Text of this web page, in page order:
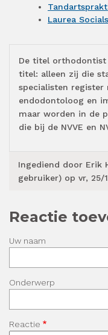
Laurea Socials
De titel orthodontist
titel: alleen zij die
specialisten register
endodontoloog en
maar worden in de
die bij de NVVE en
Ingediend door Erik
gebruiker) op vr, 25/
Reactie
Uw naam
Onderwerp
Reactie